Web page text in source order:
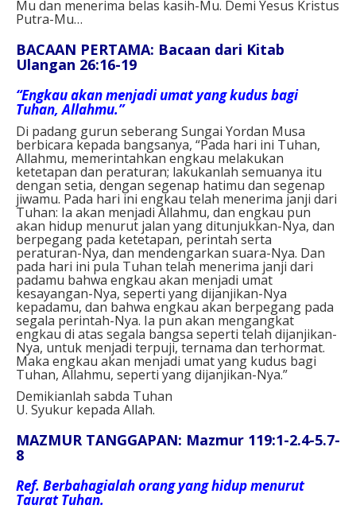
Mu dan menerima belas kasih-Mu. Demi Yesus Kristus
Putra-Mu…⁣
BACAAN PERTAMA: Bacaan dari Kitab
Ulangan 26:16-19
“Engkau akan menjadi umat yang kudus bagi
Tuhan, Allahmu.”
Di padang gurun seberang Sungai Yordan Musa
berbicara kepada bangsanya, “Pada hari ini Tuhan,
Allahmu, memerintahkan engkau melakukan
ketetapan dan peraturan; lakukanlah semuanya itu
dengan setia, dengan segenap hatimu dan segenap
jiwamu. Pada hari ini engkau telah menerima janji dari
Tuhan: Ia akan menjadi Allahmu, dan engkau pun
akan hidup menurut jalan yang ditunjukkan-Nya, dan
berpegang pada ketetapan, perintah serta
peraturan-Nya, dan mendengarkan suara-Nya. Dan
pada hari ini pula Tuhan telah menerima janji dari
padamu bahwa engkau akan menjadi umat
kesayangan-Nya, seperti yang dijanjikan-Nya
kepadamu, dan bahwa engkau akan berpegang pada
segala perintah-Nya. Ia pun akan mengangkat
engkau di atas segala bangsa seperti telah dijanjikan-
Nya, untuk menjadi terpuji, ternama dan terhormat.
Maka engkau akan menjadi umat yang kudus bagi
Tuhan, Allahmu, seperti yang dijanjikan-Nya.”
Demikianlah sabda Tuhan
U. Syukur kepada Allah.
MAZMUR TANGGAPAN: Mazmur 119:1-2.4-5.7-
8
Ref. Berbahagialah orang yang hidup menurut
Taurat Tuhan.